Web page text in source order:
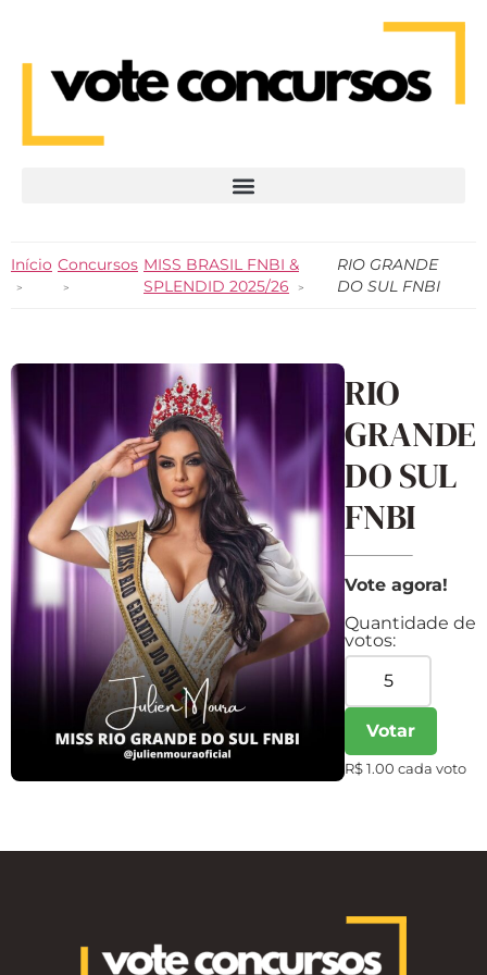
Início Concursos MISS BRASIL FNBI &
SPLENDID 2025/26
RIO GRANDE
DO SUL FNBI
RIO
GRANDE
DO SUL
FNBI
Vote agora!
Quantidade de
votos:
Votar
R$ 1.00 cada voto